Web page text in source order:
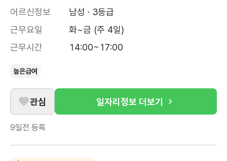
어르신정보
남성 · 3등급
근무요일
화~금 (주 4일)
근무시간
14:00~17:00
높은급여
관심 일자리정보 더보기
9일전 등록